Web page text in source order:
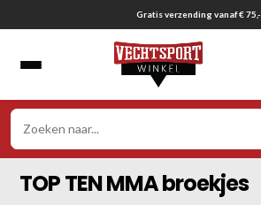
naar
Gratis verzending vanaf € 75,-
TOP TEN MMA broekjes